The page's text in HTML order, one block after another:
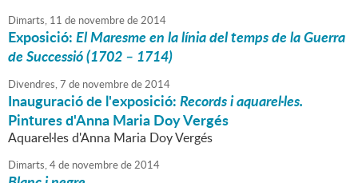
Dimarts, 11 de novembrede2014
Exposició:El Maresme en la línia del temps de la Guerra
de Successió (1702 – 1714)
Divendres,7 de novembrede2014
Inauguració de l'exposició:Records i aquarel·les.
Pintures d'Anna Maria Doy Vergés
Aquarel·les d'Anna Maria Doy Vergés
Dimarts,4de novembrede2014